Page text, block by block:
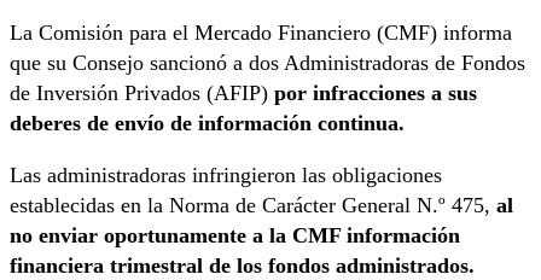
La Comisión para el Mercado Financiero (CMF) informa
que su Consejo sancionó a dos Administradoras de Fondos
de Inversión Privados (AFIP) por infracciones a sus
deberes de envío de información continua.
Las administradoras infringieron las obligaciones
establecidas en la Norma de Carácter General N.º 475, al
no enviar oportunamente a la CMF información
financiera trimestral de los fondos administrados.